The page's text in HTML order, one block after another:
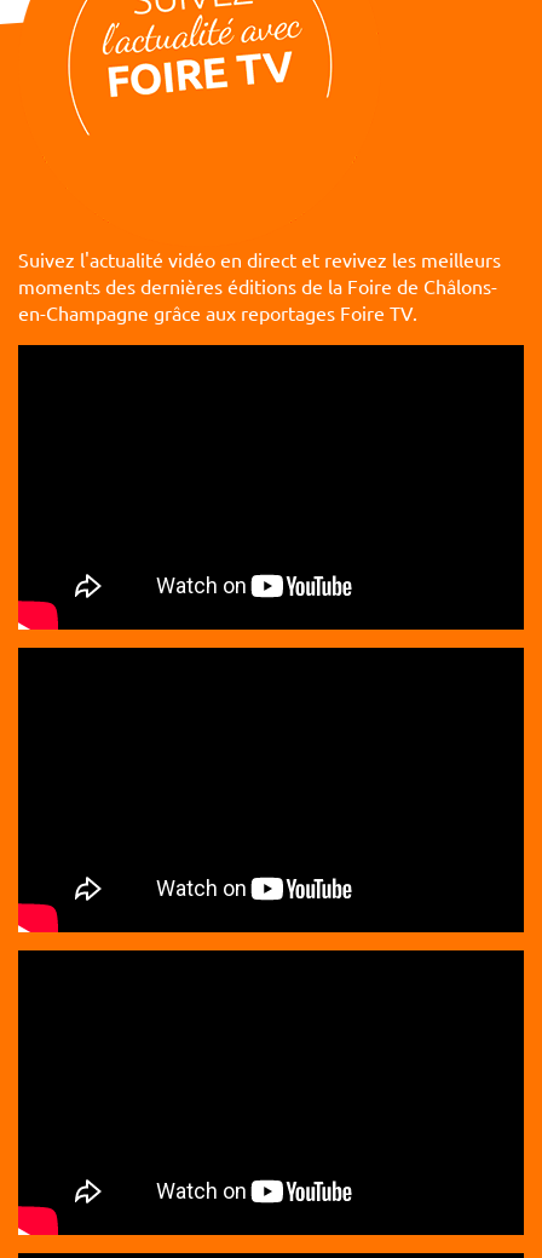
Suivez l'actualité vidéo en direct et revivez les meilleurs
moments des dernières éditions de la Foire de Châlons-
en-Champagne grâce aux reportages Foire TV.